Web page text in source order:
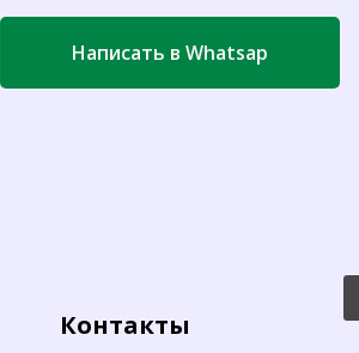
Написать в Whatsap
Контакты